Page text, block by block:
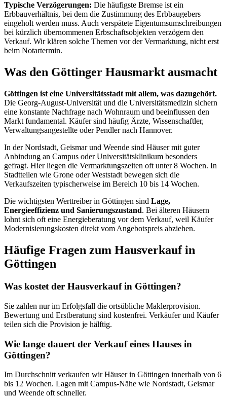
Typische Verzögerungen: Die häufigste Bremse ist ein
Erbbauverhältnis, bei dem die Zustimmung des Erbbaugebers
eingeholt werden muss. Auch verspätete Eigentumsumschreibungen
bei kürzlich übernommenen Erbschaftsobjekten verzögern den
Verkauf. Wir klären solche Themen vor der Vermarktung, nicht erst
beim Notartermin.
Was den Göttinger Hausmarkt ausmacht
Göttingen ist eine Universitätsstadt mit allem, was dazugehört.
Die Georg-August-Universität und die Universitätsmedizin sichern
eine konstante Nachfrage nach Wohnraum und beeinflussen den
Markt fundamental. Käufer sind häufig Ärzte, Wissenschaftler,
Verwaltungsangestellte oder Pendler nach Hannover.
In der Nordstadt, Geismar und Weende sind Häuser mit guter
Anbindung an Campus oder Universitätsklinikum besonders
gefragt. Hier liegen die Vermarktungszeiten oft unter 8 Wochen. In
Stadtteilen wie Grone oder Weststadt bewegen sich die
Verkaufszeiten typischerweise im Bereich 10 bis 14 Wochen.
Die wichtigsten Werttreiber in Göttingen sind Lage,
Energieeffizienz und Sanierungszustand. Bei älteren Häusern
lohnt sich oft eine Energieberatung vor dem Verkauf, weil Käufer
Modernisierungskosten direkt vom Angebotspreis abziehen.
Häufige Fragen zum Hausverkauf in
Göttingen
Was kostet der Hausverkauf in Göttingen?
Sie zahlen nur im Erfolgsfall die ortsübliche Maklerprovision.
Bewertung und Erstberatung sind kostenfrei. Verkäufer und Käufer
teilen sich die Provision je hälftig.
Wie lange dauert der Verkauf eines Hauses in
Göttingen?
Im Durchschnitt verkaufen wir Häuser in Göttingen innerhalb von 6
bis 12 Wochen. Lagen mit Campus-Nähe wie Nordstadt, Geismar
und Weende oft schneller.